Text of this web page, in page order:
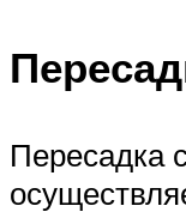
Пересадка